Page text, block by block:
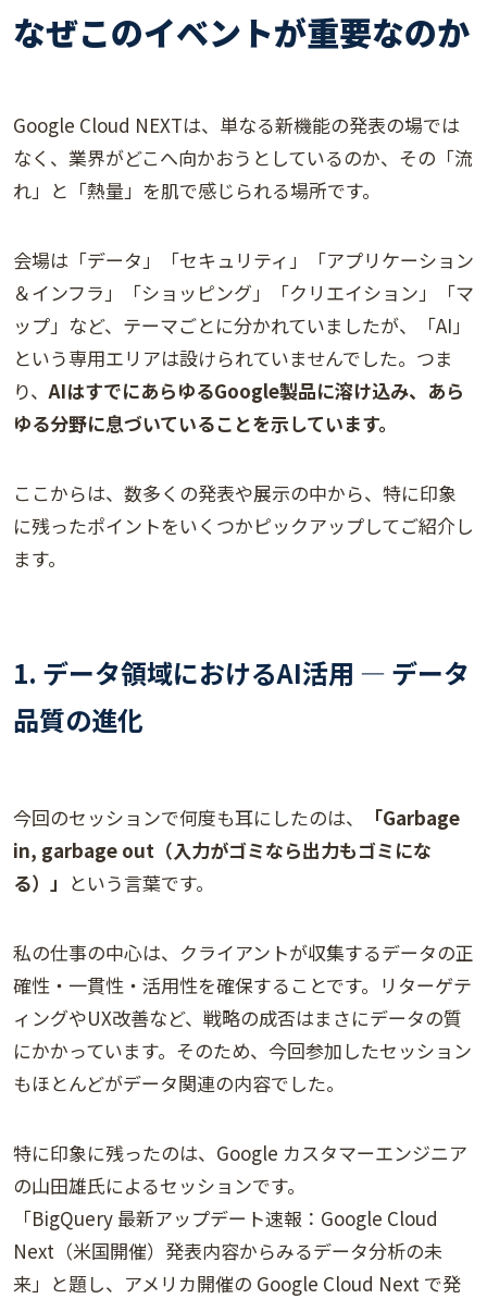
なぜこのイベントが重要なのか
Google Cloud NEXTは、単なる新機能の発表の場では
なく、業界がどこへ向かおうとしているのか、その「流
れ」と「熱量」を肌で感じられる場所です。
会場は「データ」「セキュリティ」「アプリケーション
＆インフラ」「ショッピング」「クリエイション」「マ
ップ」など、テーマごとに分かれていましたが、「AI」
という専用エリアは設けられていませんでした。つま
り、AIはすでにあらゆるGoogle製品に溶け込み、あら
ゆる分野に息づいていることを示しています。
ここからは、数多くの発表や展示の中から、特に印象
に残ったポイントをいくつかピックアップしてご紹介し
ます。
1. データ領域におけるAI活用 ― データ
品質の進化
今回のセッションで何度も耳にしたのは、
「Garbage
in, garbage out（入力がゴミなら出力もゴミにな
る）」 という言葉です。
私の仕事の中心は、クライアントが収集するデータの正
確性・一貫性・活用性を確保することです。リターゲテ
ィングやUX改善など、戦略の成否はまさにデータの質
にかかっています。そのため、今回参加したセッション
もほとんどがデータ関連の内容でした。
特に印象に残ったのは、Google カスタマーエンジニア
の山田雄氏によるセッションです。
「BigQuery 最新アップデート速報：Google Cloud
Next（米国開催）発表内容からみるデータ分析の未
来」と題し、アメリカ開催の Google Cloud Next で発